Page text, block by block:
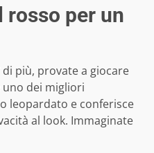
rosso per un
di più, provate a giocare
uno dei migliori
leopardato e conferisce
al look. Immaginate